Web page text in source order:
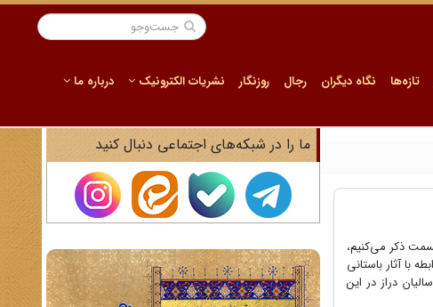
تازه‌ها نگاه دیگران رجال روزنگار نشریات الکترونیک درباره ما
ذکر مى‌کنیم،
با آثار باستانى
دراز در این
ما را در شبکه‌های اجتماعی دنبال کنید